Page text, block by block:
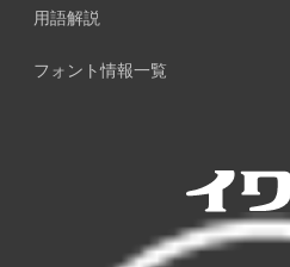
用語解説
フォント情報一覧